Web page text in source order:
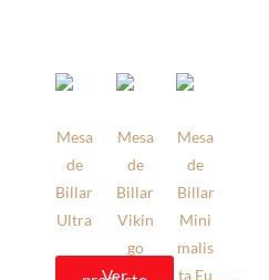
Mesa
de
Billar
Ultra
Ver
Mesa
de
Billar
Vikin
go
Mesa
de
Billar
Mini
malis
ta Eu